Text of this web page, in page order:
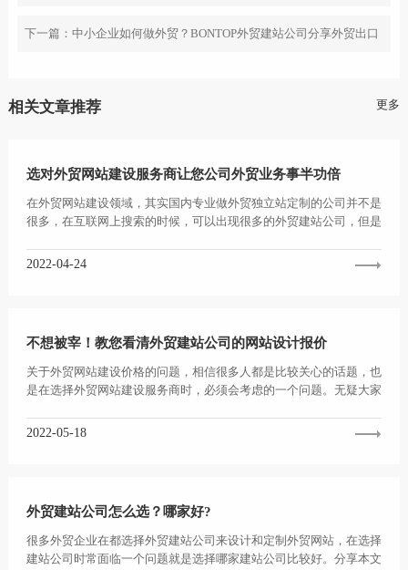
下一篇：中小企业如何做外贸？BONTOP外贸建站公司分享外贸出口
相关文章推荐 更多
选对外贸网站建设服务商让您公司外贸业务事半功倍
在外贸网站建设领域，其实国内专业做外贸独立站定制的公司并不是
很多，在互联网上搜索的时候，可以出现很多的外贸建站公司，但是
2022-04-24
不想被宰！教您看清外贸建站公司的网站设计报价
关于外贸网站建设价格的问题，相信很多人都是比较关心的话题，也
是在选择外贸网站建设服务商时，必须会考虑的一个问题。无疑大家
2022-05-18
外贸建站公司怎么选？哪家好?
很多外贸企业在都选择外贸建站公司来设计和定制外贸网站，在选择
建站公司时常面临一个问题就是选择哪家建站公司比较好。分享本文